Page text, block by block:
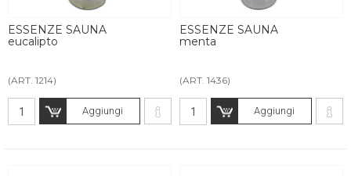
ESSENZE SAUNA
eucalipto
(ART. 1214)
Aggiungi
ESSENZE SAUNA
menta
(ART. 1436)
Aggiungi